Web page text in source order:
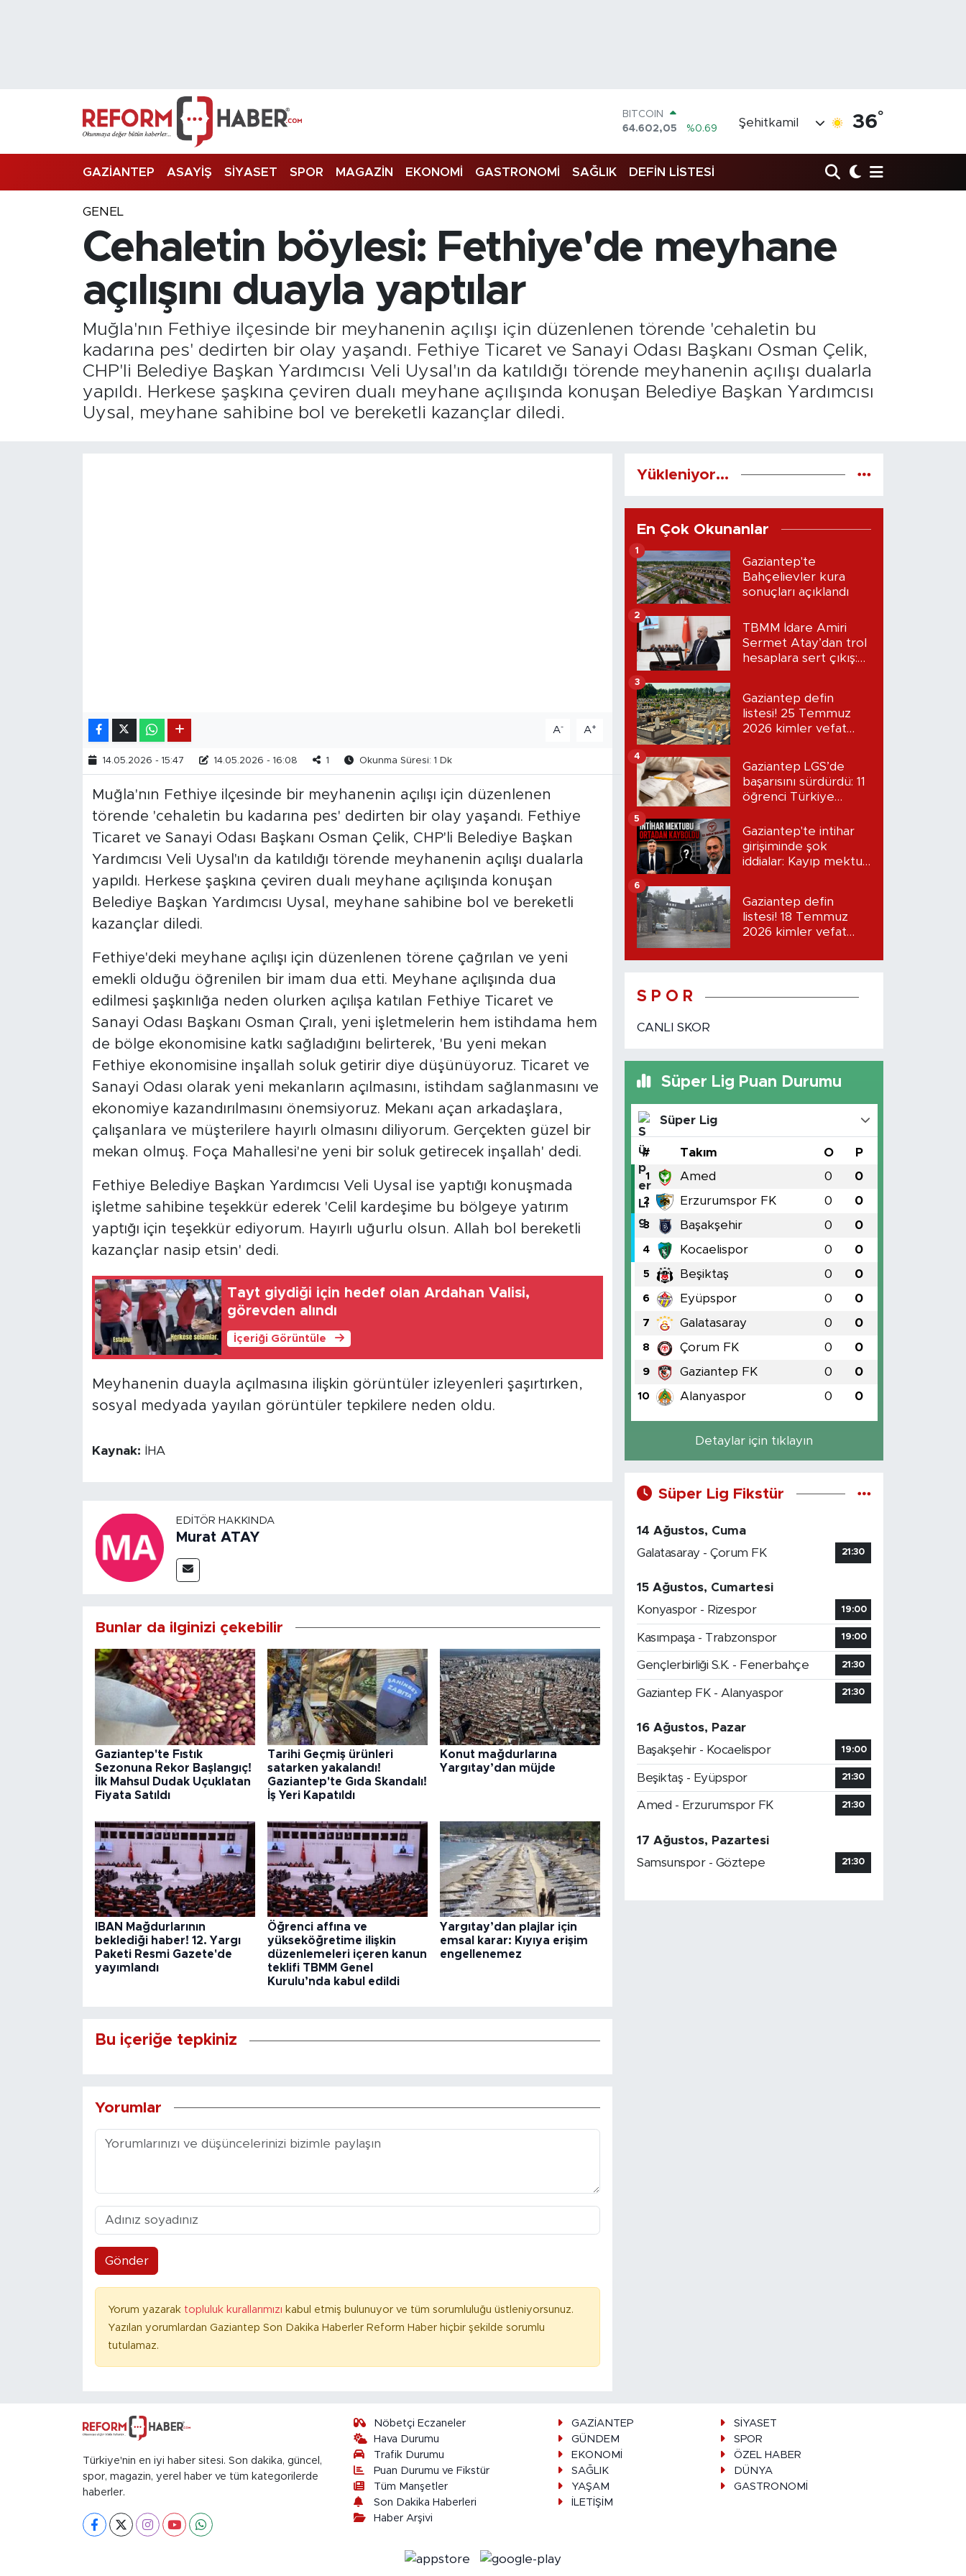
BITCOIN
64.602,05
%0.69
47,5986
%0.06
EURO
6518.23
%0.39
BİST100
Şehitkamil 36°
GAZİANTEP ASAYİŞ SİYASET SPOR MAGAZİN EKONOMİ GASTRONOMİ SAĞLIK DEFİN LİSTESİ
GENEL
Cehaletin böylesi: Fethiye'de meyhane
açılışını duayla yaptılar
Muğla'nın Fethiye ilçesinde bir meyhanenin açılışı için düzenlenen törende 'cehaletin bu
kadarına pes' dedirten bir olay yaşandı. Fethiye Ticaret ve Sanayi Odası Başkanı Osman Çelik,
CHP'li Belediye Başkan Yardımcısı Veli Uysal'ın da katıldığı törende meyhanenin açılışı dualarla
yapıldı. Herkese şaşkına çeviren dualı meyhane açılışında konuşan Belediye Başkan Yardımcısı
Uysal, meyhane sahibine bol ve bereketli kazançlar diledi.
A- A+
14.05.2026 - 15:47 14.05.2026 - 16:08 1 Okunma Süresi: 1 Dk
Muğla'nın Fethiye ilçesinde bir meyhanenin açılışı için düzenlenen
törende 'cehaletin bu kadarına pes' dedirten bir olay yaşandı. Fethiye
Ticaret ve Sanayi Odası Başkanı Osman Çelik, CHP'li Belediye Başkan
Yardımcısı Veli Uysal'ın da katıldığı törende meyhanenin açılışı dualarla
yapıldı. Herkese şaşkına çeviren dualı meyhane açılışında konuşan
Belediye Başkan Yardımcısı Uysal, meyhane sahibine bol ve bereketli
kazançlar diledi.
Fethiye'deki meyhane açılışı için düzenlenen törene çağrılan ve yeni
emekli olduğu öğrenilen bir imam dua etti. Meyhane açılışında dua
edilmesi şaşkınlığa neden olurken açılışa katılan Fethiye Ticaret ve
Sanayi Odası Başkanı Osman Çıralı, yeni işletmelerin hem istihdama hem
de bölge ekonomisine katkı sağladığını belirterek, 'Bu yeni mekan
Fethiye ekonomisine inşallah soluk getirir diye düşünüyoruz. Ticaret ve
Sanayi Odası olarak yeni mekanların açılmasını, istihdam sağlanmasını ve
ekonomiye kazandırılmasını önemsiyoruz. Mekanı açan arkadaşlara,
çalışanlara ve müşterilere hayırlı olmasını diliyorum. Gerçekten güzel bir
mekan olmuş. Foça Mahallesi'ne yeni bir soluk getirecek inşallah' dedi.
Fethiye Belediye Başkan Yardımcısı Veli Uysal ise yaptığı konuşmada
işletme sahibine teşekkür ederek 'Celil kardeşime bu bölgeye yatırım
yaptığı için teşekkür ediyorum. Hayırlı uğurlu olsun. Allah bol bereketli
kazançlar nasip etsin' dedi.
Tayt giydiği için hedef olan Ardahan Valisi,
görevden alındı
İçeriği Görüntüle
Meyhanenin duayla açılmasına ilişkin görüntüler izleyenleri şaşırtırken,
sosyal medyada yayılan görüntüler tepkilere neden oldu.
Kaynak: İHA
EDITÖR HAKKINDA
Murat ATAY
Bunlar da ilginizi çekebilir
Gaziantep'te Fıstık
Sezonuna Rekor Başlangıç!
İlk Mahsul Dudak Uçuklatan
Fiyata Satıldı
Tarihi Geçmiş ürünleri
satarken yakalandı!
Gaziantep'te Gıda Skandalı!
İş Yeri Kapatıldı
Konut mağdurlarına
Yargıtay’dan müjde
IBAN Mağdurlarının
beklediği haber! 12. Yargı
Paketi Resmi Gazete'de
yayımlandı
Öğrenci affına ve
yükseköğretime ilişkin
düzenlemeleri içeren kanun
teklifi TBMM Genel
Kurulu’nda kabul edildi
Yargıtay’dan plajlar için
emsal karar: Kıyıya erişim
engellenemez
Bu içeriğe tepkiniz
Yorumlar
Gönder
Yorum yazarak topluluk kurallarımızı kabul etmiş bulunuyor ve tüm sorumluluğu üstleniyorsunuz.
Yazılan yorumlardan Gaziantep Son Dakika Haberler Reform Haber hiçbir şekilde sorumlu
tutulamaz.
Yükleniyor...
En Çok Okunanlar
Gaziantep'te
Bahçelievler kura
sonuçları açıklandı
1
TBMM İdare Amiri
Sermet Atay’dan trol
hesaplara sert çıkış:
2
Gaziantep defin
listesi! 25 Temmuz
2026 kimler vefat
3
Gaziantep LGS’de
başarısını sürdürdü: 11
öğrenci Türkiye
4
Gaziantep'te intihar
girişiminde şok
iddialar: Kayıp mektup
5
Gaziantep defin
listesi! 18 Temmuz
2026 kimler vefat
6
S P O R
CANLI SKOR
Süper Lig Puan Durumu
Süper Lig
# Takım O P
1 Amed 0 0
2 Erzurumspor FK 0 0
3 Başakşehir 0 0
4 Kocaelispor 0 0
5 Beşiktaş 0 0
6 Eyüpspor 0 0
7 Galatasaray 0 0
8 Çorum FK 0 0
9 Gaziantep FK 0 0
10 Alanyaspor 0 0
Detaylar için tıklayın
Süper Lig Fikstür
14 Ağustos, Cuma
Galatasaray - Çorum FK
21:30
15 Ağustos, Cumartesi
Konyaspor - Rizespor
19:00
Kasımpaşa - Trabzonspor 19:00
Gençlerbirliği S.K. - Fenerbahçe 21:30
Gaziantep FK - Alanyaspor 21:30
16 Ağustos, Pazar
Başakşehir - Kocaelispor
19:00
Beşiktaş - Eyüpspor 21:30
Amed - Erzurumspor FK 21:30
17 Ağustos, Pazartesi
Samsunspor - Göztepe
21:30
Türkiye'nin en iyi haber sitesi. Son dakika, güncel,
spor, magazin, yerel haber ve tüm kategorilerde
haberler.
Nöbetçi Eczaneler
Hava Durumu
Trafik Durumu
Puan Durumu ve Fikstür
Tüm Manşetler
Son Dakika Haberleri
Haber Arşivi
GAZİANTEP
SİYASET
GÜNDEM
SPOR
EKONOMİ
ÖZEL HABER
SAĞLIK
DÜNYA
YAŞAM
GASTRONOMİ
İLETİŞİM
Trafik Durumu
Süper Lig Puan Durumu ve Fikstür
Son Dakika Haberleri